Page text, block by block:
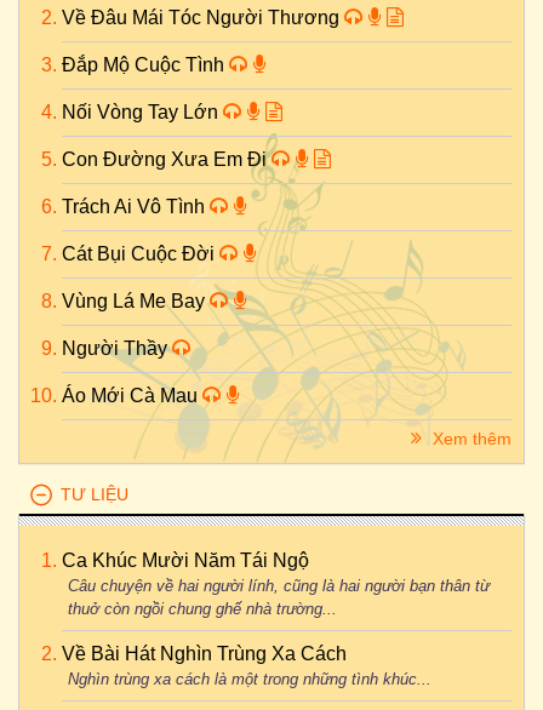
Về Đâu Mái Tóc Người Thương
Đắp Mộ Cuộc Tình
Nối Vòng Tay Lớn
Con Đường Xưa Em Đi
Trách Ai Vô Tình
Cát Bụi Cuộc Đời
Vùng Lá Me Bay
Người Thầy
Áo Mới Cà Mau
Xem thêm
TƯ LIỆU
Ca Khúc Mười Năm Tái Ngộ
Câu chuyện về hai người lính, cũng là hai người bạn thân từ
thuở còn ngồi chung ghế nhà trường...
Về Bài Hát Nghìn Trùng Xa Cách
Nghìn trùng xa cách là một trong những tình khúc...